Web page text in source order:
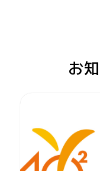
お